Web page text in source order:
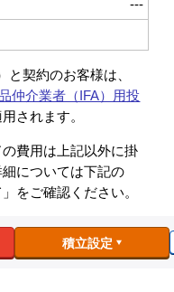
---
と契約のお客様は、
仲介業者（IFA）用投
されます。
費用は上記以外に掛
については下記の
をご確認ください。
積立設定